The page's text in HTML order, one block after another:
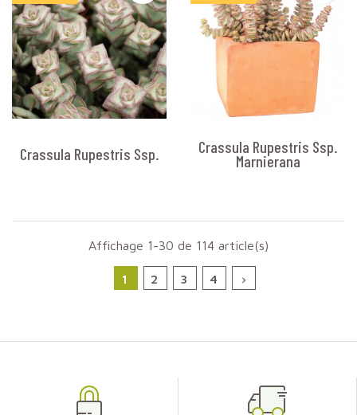
Crassula Rupestris Ssp. Crassula Rupestris Ssp.
Marnierana
Affichage 1-30 de 114 article(s)
1 2 3 4 